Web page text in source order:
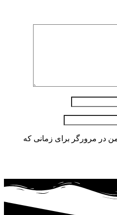
در مرورگر برای زمانی که